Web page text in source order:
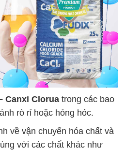
Canxi Clorua trong các bao
rò rỉ hoặc hỏng hóc.
về vận chuyển hóa chất và
với các chất khác như